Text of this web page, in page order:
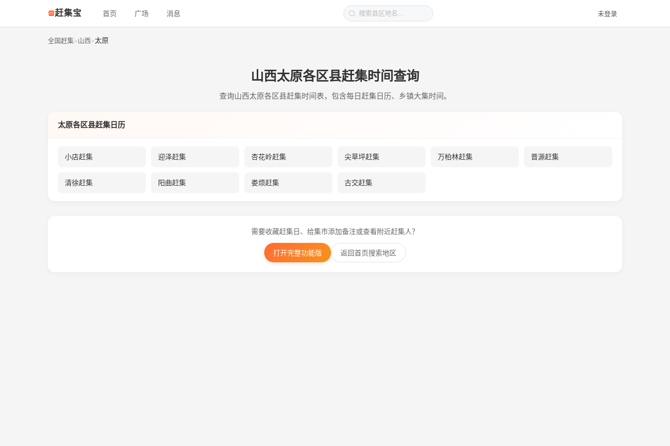
赶集宝 首页 广场 消息 未登录
全国赶集>山西>太原
山西太原各区县赶集时间查询
查询山西太原各区县赶集时间表，包含每日赶集日历、乡镇大集时间。
太原各区县赶集日历
小店赶集 迎泽赶集 杏花岭赶集 尖草坪赶集 万柏林赶集 晋源赶集
清徐赶集 阳曲赶集 娄烦赶集 古交赶集
需要收藏赶集日、给集市添加备注或查看附近赶集人？
打开完整功能版 返回首页搜索地区